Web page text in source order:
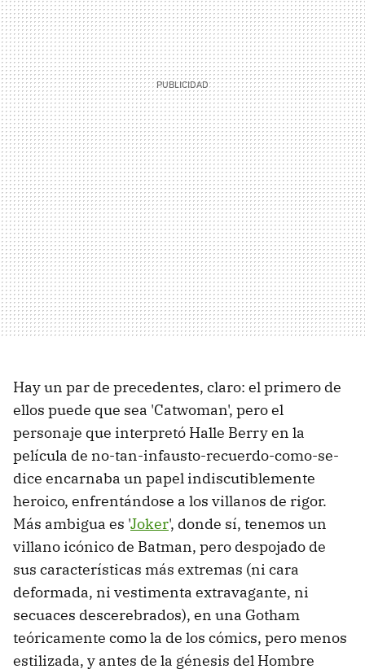
Hay un par de precedentes, claro: el primero de
ellos puede que sea 'Catwoman', pero el
personaje que interpretó Halle Berry en la
película de no-tan-infausto-recuerdo-como-se-
dice encarnaba un papel indiscutiblemente
heroico, enfrentándose a los villanos de rigor.
Más ambigua es 'Joker', donde sí, tenemos un
villano icónico de Batman, pero despojado de
sus características más extremas (ni cara
deformada, ni vestimenta extravagante, ni
secuaces descerebrados), en una Gotham
teóricamente como la de los cómics, pero menos
estilizada, y antes de la génesis del Hombre